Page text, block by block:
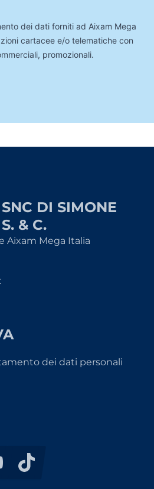
dei dati forniti ad Aixam Mega
cartacee e/o telematiche con
promozionali.
DI SIMONE
& C.
Aixam Mega Italia
dei dati personali